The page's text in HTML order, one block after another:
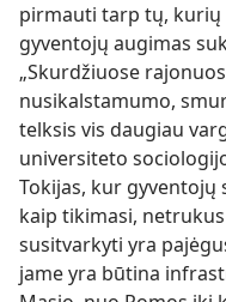
pirmauti tarp tų, kurių
gyventojų augimas
„Skurdžiuose
nusikalstamumo,
telksis vis daugiau
universiteto
Tokijas, kur gyventojų
kaip tikimasi,
susitvarkyti yra
jame yra būtina